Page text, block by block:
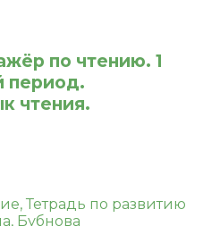
по чтению. 1
период.
чтения.